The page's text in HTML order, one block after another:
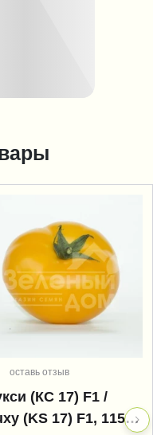
оставь отзыв
(КС 17) F1 /
(KS 17) F1, 115-